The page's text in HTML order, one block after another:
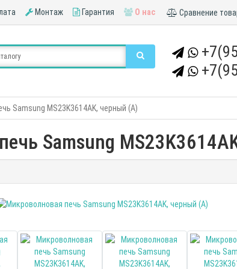
Монтаж Гарантия О нас Сравнение
Samsung MS23K3614AK, черный (A)
Samsung